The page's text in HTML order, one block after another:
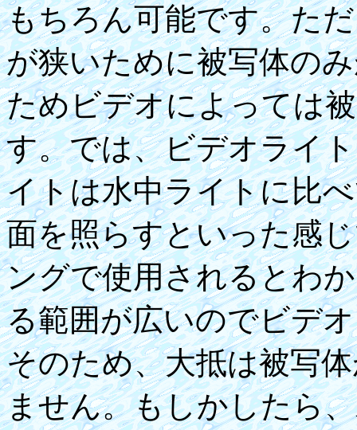
もちろん可能です。た
が狭いために被写体の
ためビデオによっては
す。では、ビデオライ
イトは水中ライトに比
面を照らすといった感
ングで使用されるとわ
る範囲が広いのでビデ
そのため、大抵は被写
ません。もしかしたら